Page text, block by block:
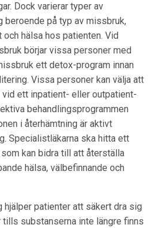
Dock varierar typer av
beroende på typ av missbruk,
hälsa hos patienten. Vid
börjar vissa personer med
ett detox-program innan
Vissa personer kan välja att
vid ett inpatient- eller outpatient-
behandlingsprogrammen
i återhämtning är aktivt
Specialistläkarna ska hitta ett
kan bidra till att återställa
hälsa, välbefinnande och
hjälper patienter att säkert dra sig
tills substanserna inte längre finns